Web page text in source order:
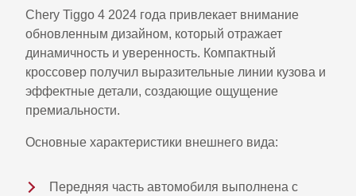
Chery Tiggo 4 2024 года привлекает внимание
обновленным дизайном, который отражает
динамичность и уверенность. Компактный
кроссовер получил выразительные линии кузова и
эффектные детали, создающие ощущение
премиальности.
Основные характеристики внешнего вида:
Передняя часть автомобиля выполнена с